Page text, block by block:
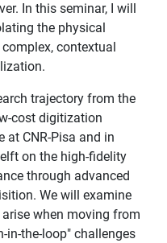
In this seminar, I will
the physical
contextual
trajectory from the
cost digitization
at CNR-Pisa and in
on the high-fidelity
through advanced
We will examine
when moving from
in-the-loop" challenges